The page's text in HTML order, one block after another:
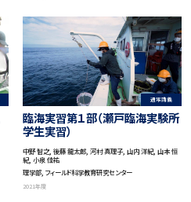
通常講義
臨海実習第１部（瀬戸臨海実験所
学生実習）
中野 智之, 後藤 龍太郎, 河村 真理子, 山内 洋紀, 山本 恒
紀, 小泉 佳祐
理学部, フィールド科学教育研究センター
2021年度